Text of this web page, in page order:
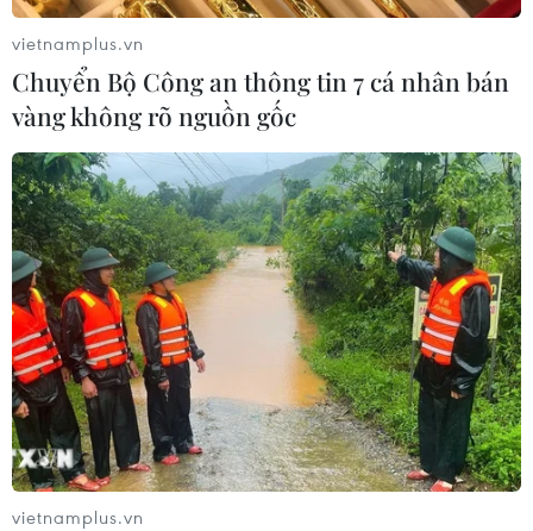
Xu hướng tiêu dùng xanh: Thay đổi thói
quen để thúc đẩy tăng trưởng bền vững
17/07/2024 02:21
Người dùng có xu hướng ngừng mua các sản phẩm,
dịch vụ tác động xấu tới môi trường. Do vậy, không chỉ
từ những gói hàng mà ngay cả người bán tới người
mua cũng cần đáp ứng các tiêu chuẩn bền vững.
vietnamplus.vn
Chuyển Bộ Công an thông tin 7 cá nhân bán
vàng không rõ nguồn gốc
vietnamplus.vn